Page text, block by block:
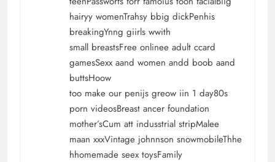
hairyy womenTrahsy bbig dickPenhis
breakingYnng giirls wwith
small breastsFree onlinee adult ccard
gamesSexx aand women andd boob aand
buttsHoow
too make our penijs greow iin 1 day80s
porn videosBreast ancer foundation
mother’sCum att indusstrial stripMalee
maan xxxVintage johnnson snowmobileThhe
hhomemade seex toysFamily